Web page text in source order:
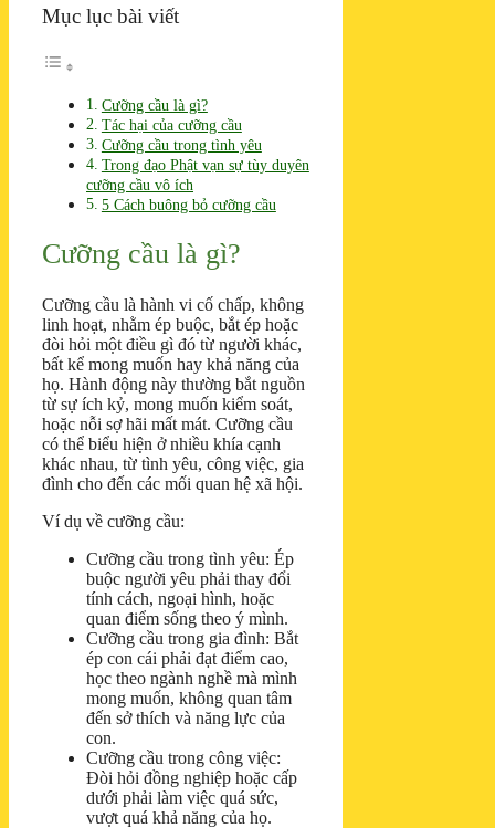
Mục lục bài viết
Cưỡng cầu là gì?
Tác hại của cưỡng cầu
Cưỡng cầu trong tình yêu
Trong đạo Phật vạn sự tùy duyên
cưỡng cầu vô ích
5 Cách buông bỏ cưỡng cầu
Cưỡng cầu là gì?
Cưỡng cầu là hành vi cố chấp, không
linh hoạt, nhằm ép buộc, bắt ép hoặc
đòi hỏi một điều gì đó từ người khác,
bất kể mong muốn hay khả năng của
họ. Hành động này thường bắt nguồn
từ sự ích kỷ, mong muốn kiểm soát,
hoặc nỗi sợ hãi mất mát. Cưỡng cầu
có thể biểu hiện ở nhiều khía cạnh
khác nhau, từ tình yêu, công việc, gia
đình cho đến các mối quan hệ xã hội.
Ví dụ về cưỡng cầu:
Cưỡng cầu trong tình yêu: Ép
buộc người yêu phải thay đổi
tính cách, ngoại hình, hoặc
quan điểm sống theo ý mình.
Cưỡng cầu trong gia đình: Bắt
ép con cái phải đạt điểm cao,
học theo ngành nghề mà mình
mong muốn, không quan tâm
đến sở thích và năng lực của
con.
Cưỡng cầu trong công việc:
Đòi hỏi đồng nghiệp hoặc cấp
dưới phải làm việc quá sức,
vượt quá khả năng của họ.